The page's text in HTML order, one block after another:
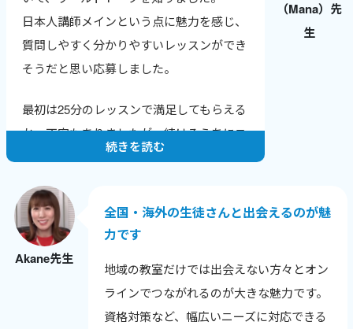
純粋に生徒さんに英会話を教えることが楽
しいですし、いただく感想も励みになって
います。
自分の英語力も上がっていることがわかる
ので、さらにやる気に繋がります。
（Mana）先
生
日本人講師メインという点に魅力を感じ、
質問しやすく分かりやすいレッスンができ
そうだと思い応募しました。
最初は25分のレッスンで満足してもらえる
か、不安もありましたが、続けるうちにニ
ュースやトレンドに敏感になり、生徒さん
色んな年齢や背景の生徒さんと話せること
が嬉しく、英語だけでなく新しい発見も多
いです。
生徒さんから「知りたかった！」と言われ
る瞬間が励みで、教えることで自分も成長
続きを読む
Akane先生
全国・海外の生徒さんと出会えるのが魅
力です
地域の教室だけでは出会えない方々とオン
ラインでつながれるのが大きな魅力です。
資格対策など、幅広いニーズに対応できる